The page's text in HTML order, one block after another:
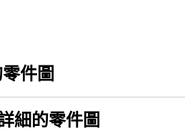
件圖
細的零件圖